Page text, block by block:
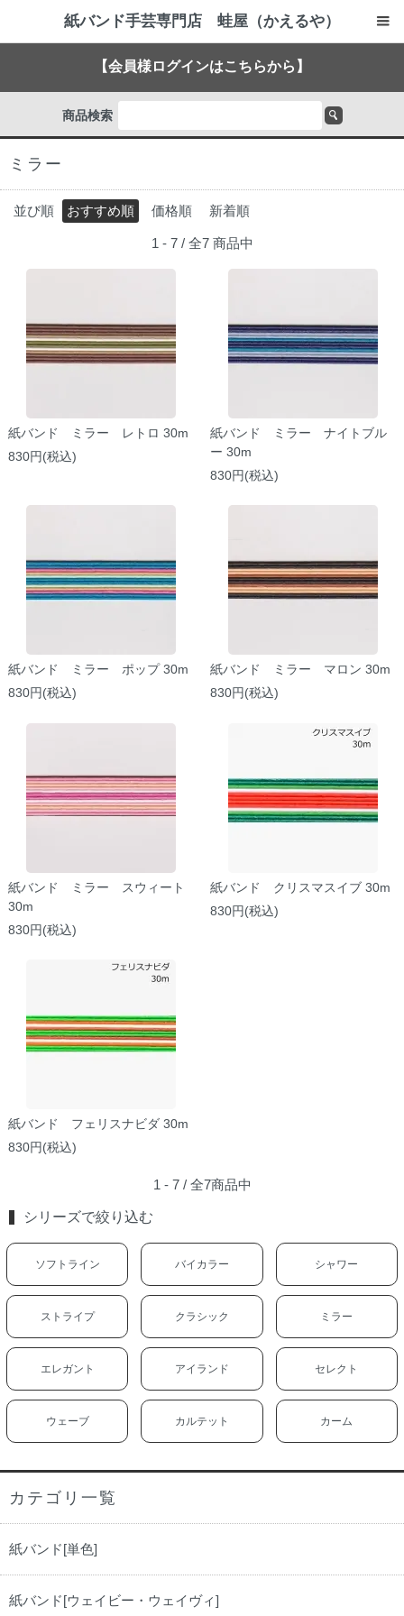
紙バンド手芸専門店 蛙屋（かえるや）
【会員様ログインはこちらから】
商品検索
ミラー
並び順 おすすめ順 価格順 新着順
1 - 7 / 全7 商品中
紙バンド ミラー レトロ 30m
830円(税込)
紙バンド ミラー ナイトブル
ー 30m
830円(税込)
紙バンド ミラー ポップ 30m
830円(税込)
紙バンド ミラー マロン 30m
830円(税込)
紙バンド ミラー スウィート
30m
830円(税込)
紙バンド クリスマスイブ 30m
830円(税込)
紙バンド フェリスナビダ 30m
830円(税込)
1 - 7 / 全7商品中
シリーズで絞り込む
ソフトライン バイカラー シャワー
ストライプ クラシック ミラー
エレガント アイランド セレクト
ウェーブ カルテット カーム
カテゴリ一覧
紙バンド[単色]
紙バンド[ウェイビー・ウェイヴィ]